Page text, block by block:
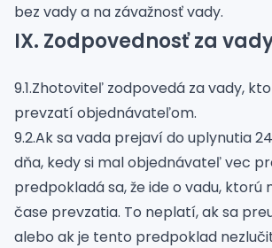
bez vady a na závažnosť vady.
IX. Zodpovednosť za
9.1.Zhotoviteľ zodpovedá za vady,
prevzatí objednávateľom.
9.2.Ak sa vada prejaví do uplynutia
dňa, kedy si mal objednávateľ vec
predpokladá sa, že ide o vadu, ktorú
čase prevzatia. To neplatí, ak sa
alebo ak je tento predpoklad